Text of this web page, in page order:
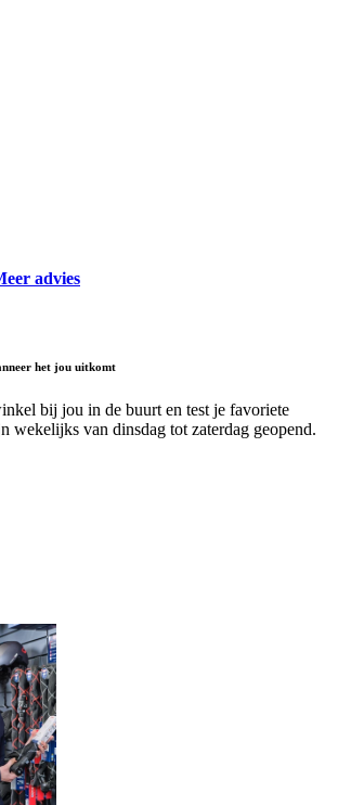
advies
het jou uitkomt
bij jou in de buurt en test je favoriete
wekelijks van dinsdag tot zaterdag geopend.